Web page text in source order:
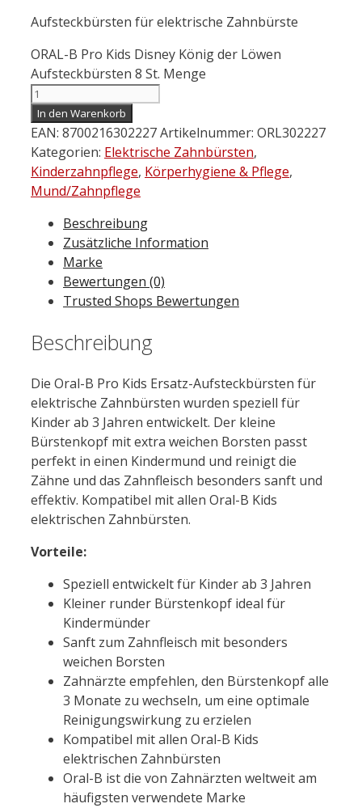
Aufsteckbürsten für elektrische Zahnbürste
ORAL-B Pro Kids Disney König der Löwen
Aufsteckbürsten 8 St. Menge
In den Warenkorb
EAN: 8700216302227Artikelnummer: ORL302227
Kategorien: Elektrische Zahnbürsten,
Kinderzahnpflege, Körperhygiene & Pflege,
Mund/Zahnpflege
Beschreibung
Zusätzliche Information
Marke
Bewertungen (0)
Trusted Shops Bewertungen
Beschreibung
Die Oral-B Pro Kids Ersatz-Aufsteckbürsten für
elektrische Zahnbürsten wurden speziell für
Kinder ab 3 Jahren entwickelt. Der kleine
Bürstenkopf mit extra weichen Borsten passt
perfekt in einen Kindermund und reinigt die
Zähne und das Zahnfleisch besonders sanft und
effektiv. Kompatibel mit allen Oral-B Kids
elektrischen Zahnbürsten.
Vorteile:
Speziell entwickelt für Kinder ab 3 Jahren
Kleiner runder Bürstenkopf ideal für
Kindermünder
Sanft zum Zahnfleisch mit besonders
weichen Borsten
Zahnärzte empfehlen, den Bürstenkopf alle
3 Monate zu wechseln, um eine optimale
Reinigungswirkung zu erzielen
Kompatibel mit allen Oral-B Kids
elektrischen Zahnbürsten
Oral-B ist die von Zahnärzten weltweit am
häufigsten verwendete Marke